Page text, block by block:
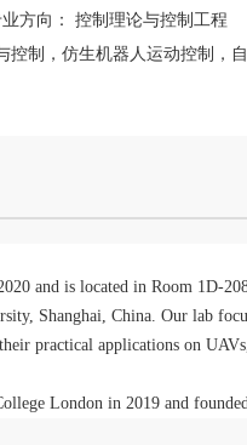
方向： 控制理论与控制工程
制，仿生机器人运动控制，
and is located in Room 1D-
Shanghai, China. Our lab
practical applications on
London in 2019 and